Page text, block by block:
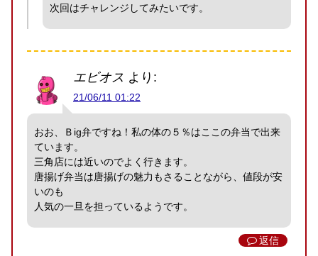
次回はチャレンジしてみたいです。
エビオス より:
21/06/11 01:22
おお、Ｂig弁ですね！私の体の５％はここの弁当で出来
ています。
三角店には近いのでよく行きます。
唐揚げ弁当は唐揚げの魅力もさることながら、値段が安
いのも
人気の一旦を担っているようです。
返信